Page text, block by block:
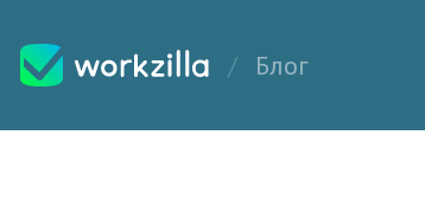
Блог